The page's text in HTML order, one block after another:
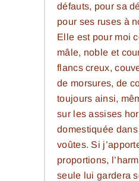
défauts, pour sa
pour ses ruses à
Elle est pour moi
mâle, noble et
flancs creux,
de morsures, de
toujours ainsi,
sur les assises
domestiquée
voûtes. Si
proportions,
seule lui gardera